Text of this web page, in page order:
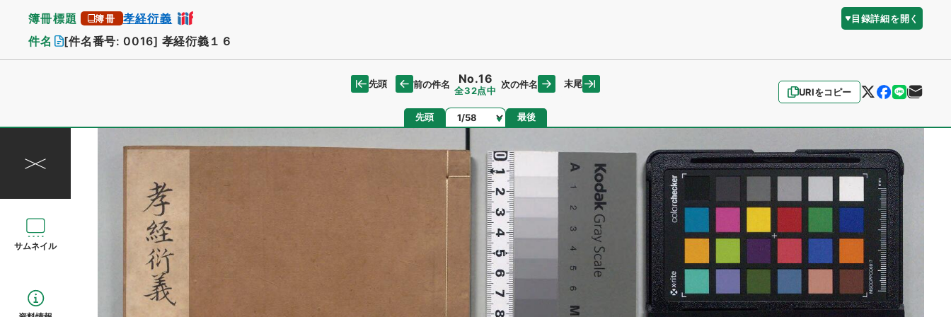
簿冊標題 簿冊 孝経衍義 目録詳細を開く
件名 [件名番号: 0016] 孝経衍義１６
URIをコピー
先頭 前の件名 No.16
全32点中
次の件名 末尾
先頭 ページ 最後
サムネイル